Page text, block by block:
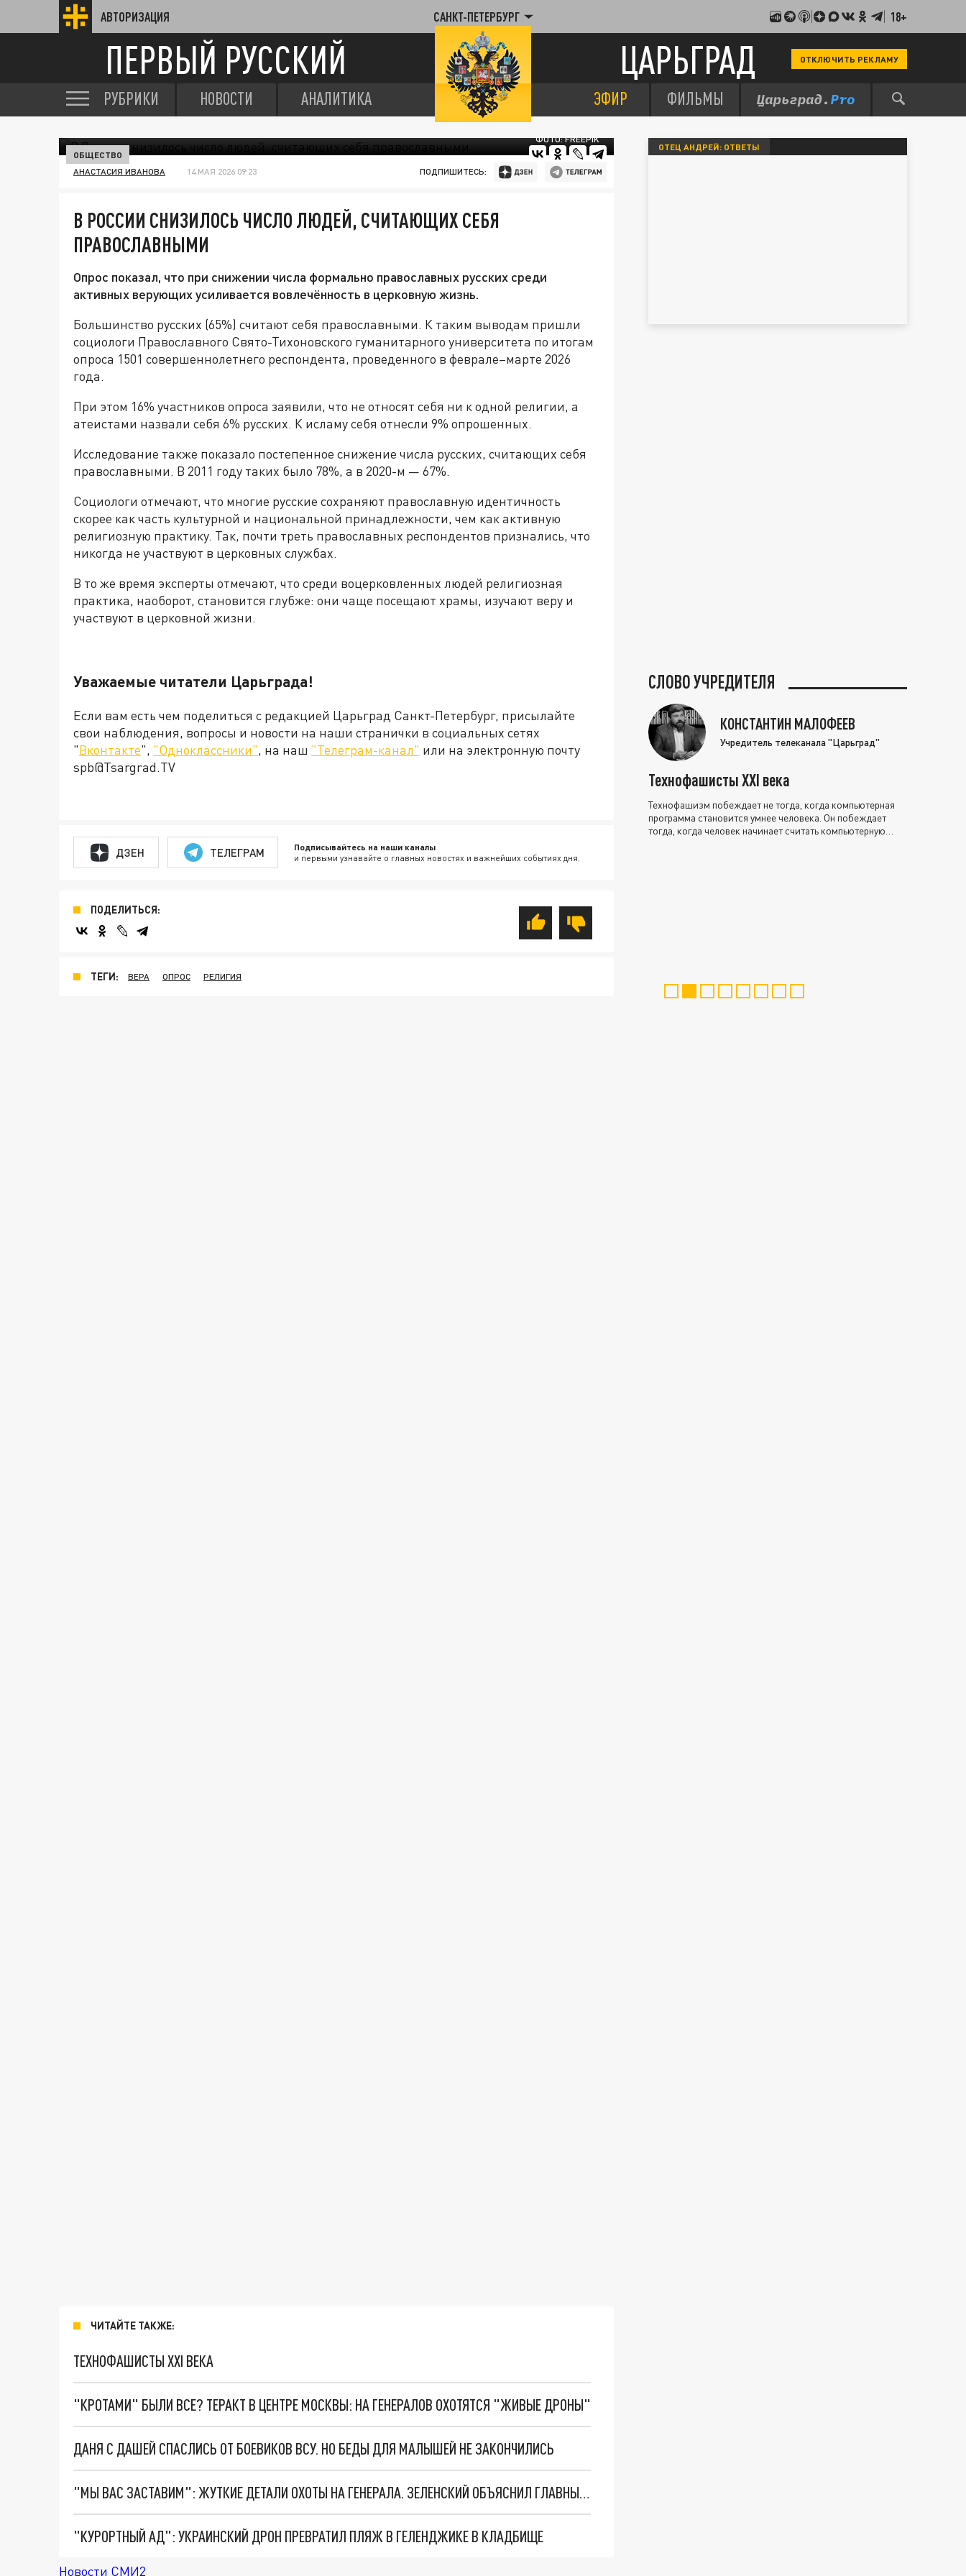
АВТОРИЗАЦИЯ САНКТ-ПЕТЕРБУРГ 18+
ПЕРВЫЙ РУССКИЙ ЦАРЬГРАД ОТКЛЮЧИТЬ РЕКЛАМУ
РУБРИКИ НОВОСТИ АНАЛИТИКА ЭФИР ФИЛЬМЫ
ФОТО: FREEPIK
ОБЩЕСТВО
АНАСТАСИЯ ИВАНОВА 14 МАЯ 2026 09:23 ПОДПИШИТЕСЬ:
В РОССИИ СНИЗИЛОСЬ ЧИСЛО ЛЮДЕЙ, СЧИТАЮЩИХ СЕБЯ
ПРАВОСЛАВНЫМИ
Опрос показал, что при снижении числа формально православных русских среди
активных верующих усиливается вовлечённость в церковную жизнь.
Большинство русских (65%) считают себя православными. К таким выводам пришли
социологи Православного Свято-Тихоновского гуманитарного университета по итогам
опроса 1501 совершеннолетнего респондента, проведенного в феврале–марте 2026
года.
При этом 16% участников опроса заявили, что не относят себя ни к одной религии, а
атеистами назвали себя 6% русских. К исламу себя отнесли 9% опрошенных.
Исследование также показало постепенное снижение числа русских, считающих себя
православными. В 2011 году таких было 78%, а в 2020-м — 67%.
Социологи отмечают, что многие русские сохраняют православную идентичность
скорее как часть культурной и национальной принадлежности, чем как активную
религиозную практику. Так, почти треть православных респондентов признались, что
никогда не участвуют в церковных службах.
В то же время эксперты отмечают, что среди воцерковленных людей религиозная
практика, наоборот, становится глубже: они чаще посещают храмы, изучают веру и
участвуют в церковной жизни.
Уважаемые читатели Царьграда!
Если вам есть чем поделиться с редакцией Царьград Санкт-Петербург, присылайте
свои наблюдения, вопросы и новости на наши странички в социальных сетях
"Вконтакте", "Одноклассники", на наш "Телеграм-канал" или на электронную почту
spb@Tsargrad.TV
ДЗЕН ТЕЛЕГРАМ Подписывайтесь на наши каналы
и первыми узнавайте о главных новостях и важнейших событиях дня.
ПОДЕЛИТЬСЯ:
ТЕГИ: ВЕРА ОПРОС РЕЛИГИЯ
ЧИТАЙТЕ ТАКЖЕ:
ТЕХНОФАШИСТЫ XXI ВЕКА
"КРОТАМИ" БЫЛИ ВСЕ? ТЕРАКТ В ЦЕНТРЕ МОСКВЫ: НА ГЕНЕРАЛОВ ОХОТЯТСЯ "ЖИВЫЕ ДРОНЫ"
ДАНЯ С ДАШЕЙ СПАСЛИСЬ ОТ БОЕВИКОВ ВСУ. НО БЕДЫ ДЛЯ МАЛЫШЕЙ НЕ ЗАКОНЧИЛИСЬ
"МЫ ВАС ЗАСТАВИМ": ЖУТКИЕ ДЕТАЛИ ОХОТЫ НА ГЕНЕРАЛА. ЗЕЛЕНСКИЙ ОБЪЯСНИЛ ГЛАВНЫЙ СМЫСЛ ТЕРАКТА В ЦЕНТРЕ МОСКВЫ
"КУРОРТНЫЙ АД": УКРАИНСКИЙ ДРОН ПРЕВРАТИЛ ПЛЯЖ В ГЕЛЕНДЖИКЕ В КЛАДБИЩЕ
Новости СМИ2
ОТЕЦ АНДРЕЙ: ОТВЕТЫ
СЛОВО УЧРЕДИТЕЛЯ
КОНСТАНТИН МАЛОФЕЕВ
Учредитель телеканала "Царьград"
Технофашисты XXI века
Технофашизм побеждает не тогда, когда компьютерная
программа становится умнее человека. Он побеждает
тогда, когда человек начинает считать компьютерную